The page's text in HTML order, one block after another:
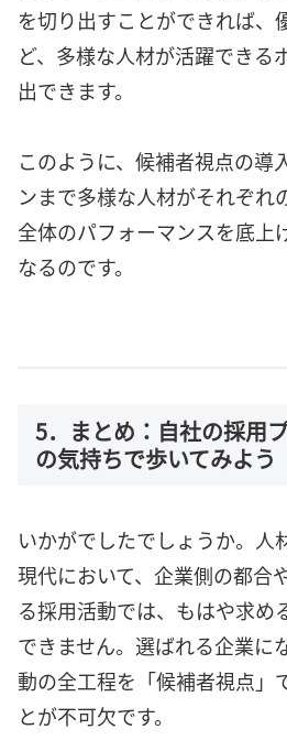
を切り出すことができれば、
ど、多様な人材が活躍できる
出できます。
このように、候補者視点の導
ンまで多様な人材がそれぞれ
全体のパフォーマンスを底上
なるのです。
5．まとめ：自社の採用
の気持ちで歩いてみよう
いかがでしたでしょうか。人
現代において、企業側の都合
る採用活動では、もはや求め
できません。選ばれる企業に
動の全工程を「候補者視点」
とが不可欠です。